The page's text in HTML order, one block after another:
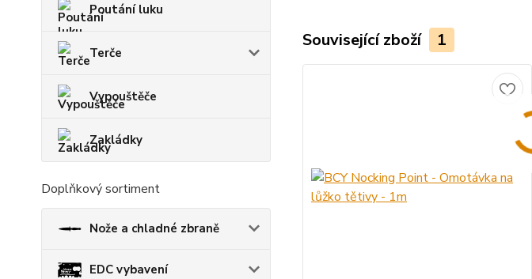
Poutání luku
Terče
Vypouštěče
Zakládky
Doplňkový sortiment
Nože a chladné zbraně
EDC vybavení
Související zboží 1